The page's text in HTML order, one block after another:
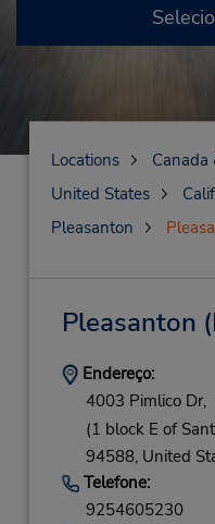
Locations
Canada
United States
Pleasanton
Pleasanton
Endereço:
4003 Pimlico Dr,
(1 block E of
94588, United
Telefone:
9254605230